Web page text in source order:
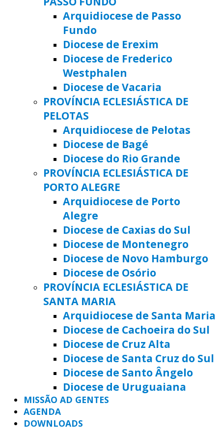
Arquidiocese de Passo
Fundo
Diocese de Erexim
Diocese de Frederico
Westphalen
Diocese de Vacaria
PROVÍNCIA ECLESIÁSTICA DE
PELOTAS
Arquidiocese de Pelotas
Diocese de Bagé
Diocese do Rio Grande
PROVÍNCIA ECLESIÁSTICA DE
PORTO ALEGRE
Arquidiocese de Porto
Alegre
Diocese de Caxias do Sul
Diocese de Montenegro
Diocese de Novo Hamburgo
Diocese de Osório
PROVÍNCIA ECLESIÁSTICA DE
SANTA MARIA
Arquidiocese de Santa Maria
Diocese de Cachoeira do Sul
Diocese de Cruz Alta
Diocese de Santa Cruz do Sul
Diocese de Santo Ângelo
Diocese de Uruguaiana
MISSÃO AD GENTES
AGENDA
DOWNLOADS